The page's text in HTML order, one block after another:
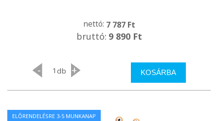
nettó: 7 787 Ft
bruttó: 9 890 Ft
- db + KOSÁRBA
ELŐRENDELÉSRE 3-5 MUNKANAP